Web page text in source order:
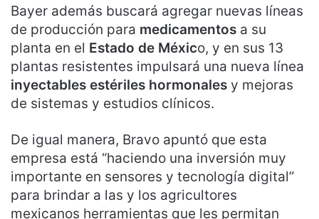
Bayer además buscará agregar nuevas líneas
de producción para medicamentos a su
planta en el Estado de México, y en sus 13
plantas resistentes impulsará una nueva línea
inyectables estériles hormonales y mejoras
de sistemas y estudios clínicos.
De igual manera, Bravo apuntó que esta
empresa está “haciendo una inversión muy
importante en sensores y tecnología digital”
para brindar a las y los agricultores
mexicanos herramientas que les permitan